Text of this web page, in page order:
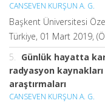
CANSEVEN KURŞUN A. G.
Başkent Üniversitesi
Türkiye, 01 Mart 2019,
5. Günlük hayatta
radyasyon
araştırmaları
CANSEVEN KURŞUN A. G.